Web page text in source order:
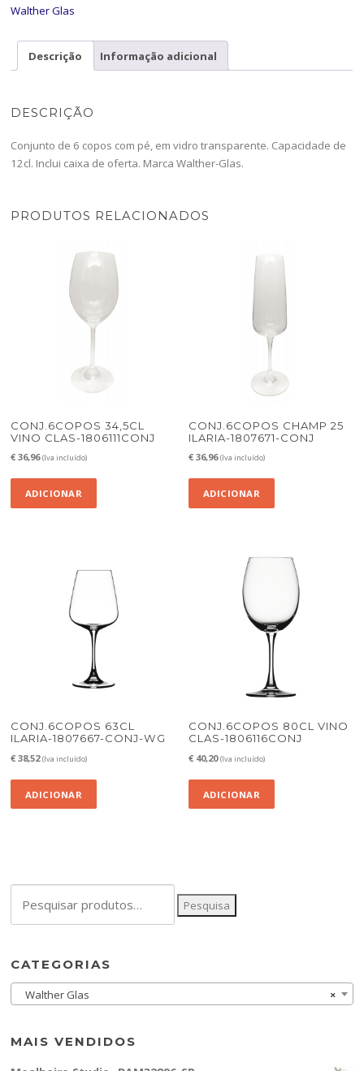
Daniela-
CONJ-
Walther Glas
Descrição Informação adicional
DESCRIÇÃO
Conjunto de 6 copos com pé, em vidro transparente. Capacidade de
12cl. Inclui caixa de oferta. Marca Walther-Glas.
PRODUTOS RELACIONADOS
CONJ.6COPOS 34,5CL
VINO CLAS-1806111CONJ
€ 36,96 (Iva incluído)
ADICIONAR
CONJ.6COPOS CHAMP 25
ILARIA-1807671-CONJ
€ 36,96 (Iva incluído)
ADICIONAR
CONJ.6COPOS 63CL
ILARIA-1807667-CONJ-WG
€ 38,52 (Iva incluído)
ADICIONAR
CONJ.6COPOS 80CL VINO
CLAS-1806116CONJ
€ 40,20 (Iva incluído)
ADICIONAR
por:
Pesquisa
CATEGORIAS
×
Walther Glas
MAIS VENDIDOS